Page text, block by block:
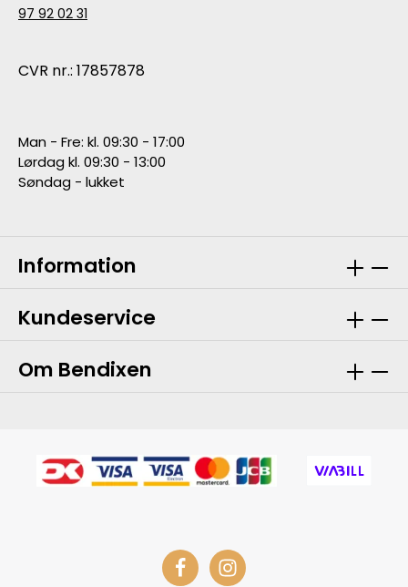
97 92 02 31
CVR nr.: 17857878
Man - Fre: kl. 09:30 - 17:00
Lørdag kl. 09:30 - 13:00
Søndag - lukket
Information
Kundeservice
Om Bendixen